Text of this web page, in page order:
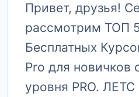
Привет, друзья!
рассмотрим ТОП
Бесплатных
Pro для новичков
уровня PRO.